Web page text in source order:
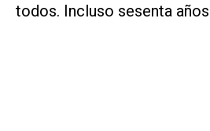
todos. Incluso sesenta